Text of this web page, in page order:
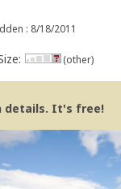
: 8/18/2011
(other)
details. It's free!